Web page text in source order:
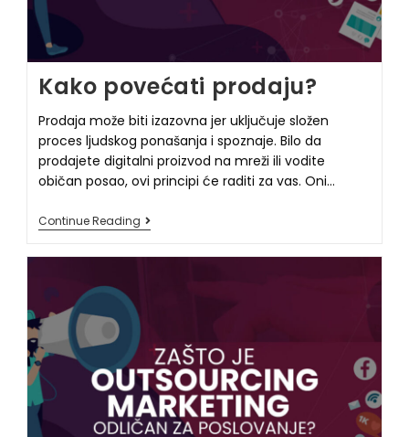
Kako povećati prodaju?
Prodaja može biti izazovna jer uključuje složen
proces ljudskog ponašanja i spoznaje. Bilo da
prodajete digitalni proizvod na mreži ili vodite
običan posao, ovi principi će raditi za vas. Oni…
Continue Reading